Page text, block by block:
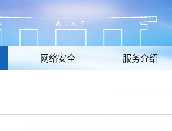
网络安全 服务介绍